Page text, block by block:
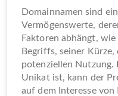
Domainnamen sind
Vermögenswerte,
Faktoren abhängt,
Begriffs, seiner
potenziellen Nutzung.
Unikat ist, kann der
auf dem Interesse